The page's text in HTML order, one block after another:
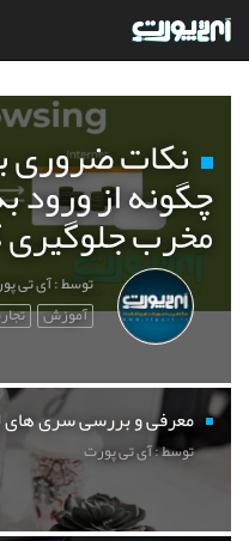
نکات ضروری
چگونه از
مخرب
توسط : آی تی
آموزش
معرفی و بررسی سری
توسط : آی تی پورت